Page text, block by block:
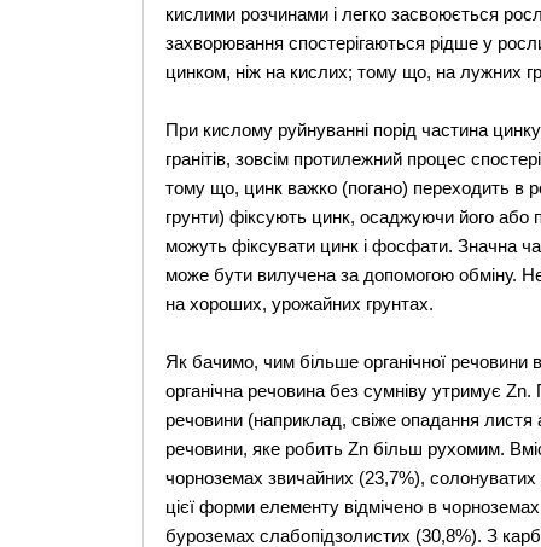
кислими розчинами i легко засвоюється
захворювання спостерігаються рідше у
цинком, ніж на кислих; тому що, на лужних
При кислому руйнуванні порід частина
гранітів, зовсім протилежний процес
тому що, цинк важко (погано) переходить в
грунти) фіксують цинк, осаджуючи його або
можуть фіксувати цинк і фосфати. Значна
може бути вилучена за допомогою обміну.
на хороших, урожайних грунтах.
Як бачимо, чим більше органічної речовини
органічна речовина без сумніву утримує
речовини (наприклад, свіже опадання листя
речовини, яке робить Zn більш рухомим.
чорноземах звичайних (23,7%),
цієї форми елементу відмічено в
буроземах слабопідзолистих (30,8%). З